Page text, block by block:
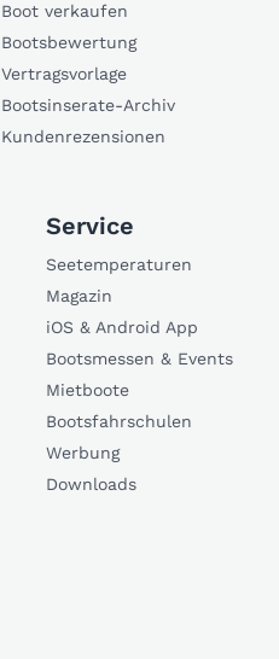
Boot verkaufen
Bootsbewertung
Vertragsvorlage
Bootsinserate-Archiv
Kundenrezensionen
Service
Seetemperaturen
Magazin
iOS & Android App
Bootsmessen & Events
Mietboote
Bootsfahrschulen
Werbung
Downloads